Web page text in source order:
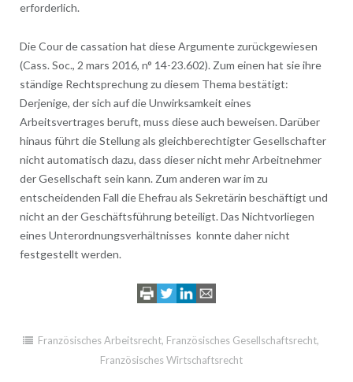
erforderlich.
Die Cour de cassation hat diese Argumente zurückgewiesen
(Cass. Soc., 2 mars 2016, n° 14-23.602). Zum einen hat sie ihre
ständige Rechtsprechung zu diesem Thema bestätigt:
Derjenige, der sich auf die Unwirksamkeit eines
Arbeitsvertrages beruft, muss diese auch beweisen. Darüber
hinaus führt die Stellung als gleichberechtigter Gesellschafter
nicht automatisch dazu, dass dieser nicht mehr Arbeitnehmer
der Gesellschaft sein kann. Zum anderen war im zu
entscheidenden Fall die Ehefrau als Sekretärin beschäftigt und
nicht an der Geschäftsführung beteiligt. Das Nichtvorliegen
eines Unterordnungsverhältnisses konnte daher nicht
festgestellt werden.
Französisches Arbeitsrecht, Französisches Gesellschaftsrecht,
Französisches Wirtschaftsrecht